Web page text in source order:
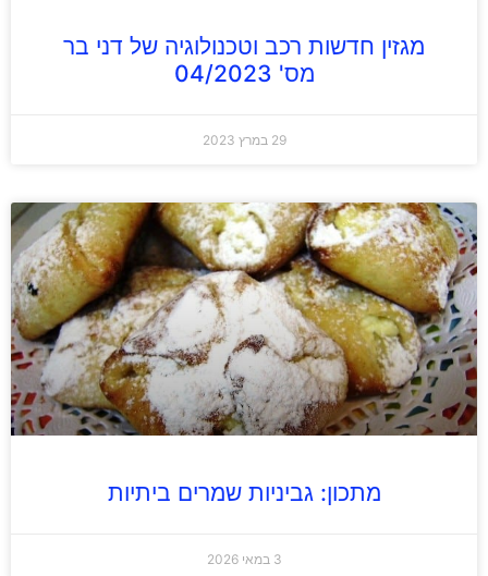
מגזין חדשות רכב וטכנולוגיה של דני בר
מס' 04/2023
29 במרץ 2023
מתכון: גביניות שמרים ביתיות
3 במאי 2026